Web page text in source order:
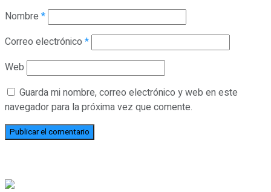
Nombre *
Correo electrónico *
Web
Guarda mi nombre, correo electrónico y web en este
navegador para la próxima vez que comente.